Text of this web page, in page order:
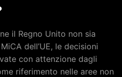
il Regno Unito non sia
dell’UE, le decisioni
con attenzione dagli
riferimento nelle aree non